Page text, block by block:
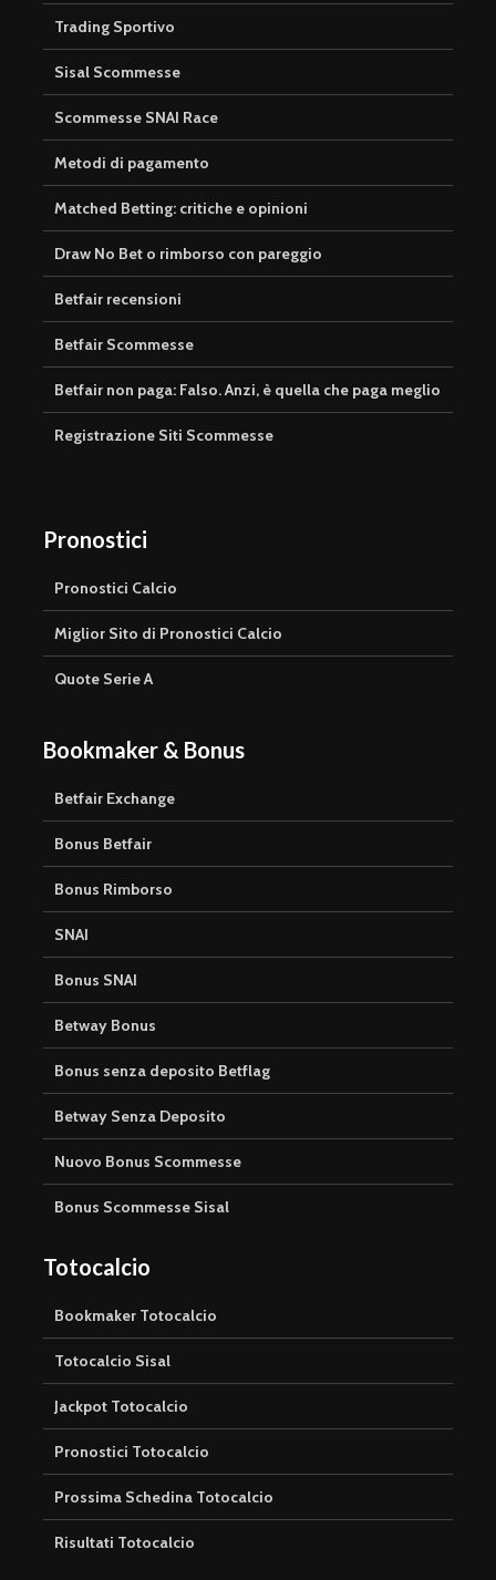
Trading Sportivo
Sisal Scommesse
Scommesse SNAI Race
Metodi di pagamento
Matched Betting: critiche e opinioni
Draw No Bet o rimborso con pareggio
Betfair recensioni
Betfair Scommesse
Betfair non paga: Falso. Anzi, è quella che paga meglio
Registrazione Siti Scommesse
Pronostici
Pronostici Calcio
Miglior Sito di Pronostici Calcio
Quote Serie A
Bookmaker & Bonus
Betfair Exchange
Bonus Betfair
Bonus Rimborso
SNAI
Bonus SNAI
Betway Bonus
Bonus senza deposito Betflag
Betway Senza Deposito
Nuovo Bonus Scommesse
Bonus Scommesse Sisal
Totocalcio
Bookmaker Totocalcio
Totocalcio Sisal
Jackpot Totocalcio
Pronostici Totocalcio
Prossima Schedina Totocalcio
Risultati Totocalcio